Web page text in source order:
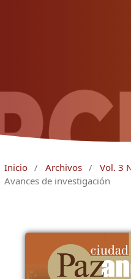
Inicio / Archivos / Vol. 3
Avances de investigación